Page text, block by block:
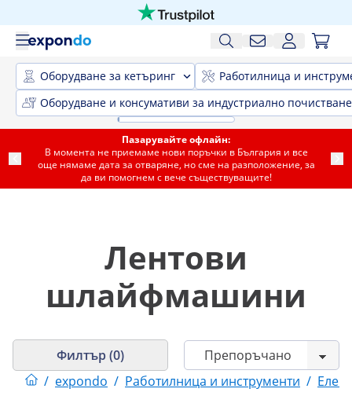
Оборудване за кетъринг
Работилница и
Оборудване и консумативи за индустриално почистване
Пазарувайте офлайн:
В момента не приемаме нови поръчки в България и все
още нямаме дата за отваряне, но сме на разположение, за
да ви помогнем с вече съществуващите!
Лентови
шлайфмашини
/ expondo / Работилница и инструменти /
Филтър (0)